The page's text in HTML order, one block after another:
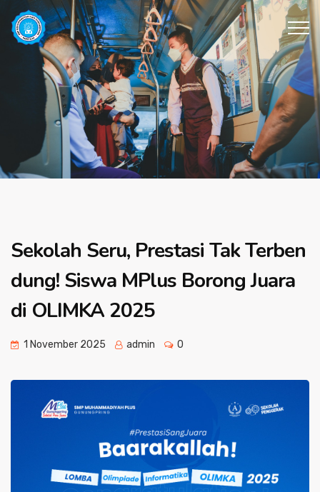
Sekolah Seru, Prestasi Tak Terben
dung! Siswa MPlus Borong Juara
di OLIMKA 2025
1 November 2025 admin 0